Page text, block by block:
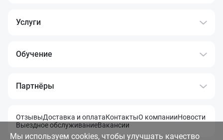
Услуги
Обучение
Партнёры
ОтзывыДоставка и оплатаКонтактыО компанииНовости
Выездное обслуживаниеВакансии
Мы используем cookies, чтобы улучшать качество